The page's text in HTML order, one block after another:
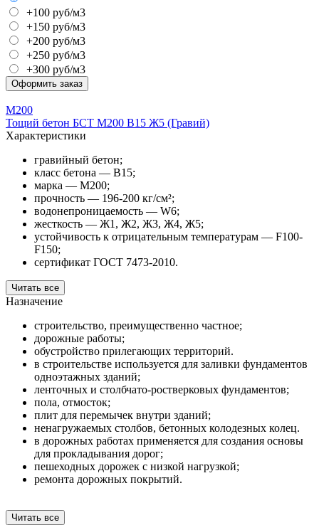
+100 руб/м3
+150 руб/м3
+200 руб/м3
+250 руб/м3
+300 руб/м3
Оформить заказ
М200
Тощий бетон БСТ М200 В15 Ж5 (Гравий)
Характеристики
гравийный бетон;
класс бетона — В15;
марка — М200;
прочность — 196-200 кг/см²;
водонепроницаемость — W6;
жесткость — Ж1, Ж2, Ж3, Ж4, Ж5;
устойчивость к отрицательным температурам — F100-
F150;
сертификат ГОСТ 7473-2010.
Читать все
Назначение
строительство, преимущественно частное;
дорожные работы;
обустройство прилегающих территорий.
в строительстве используется для заливки фундаментов
одноэтажных зданий;
ленточных и столбчато-ростверковых фундаментов;
пола, отмосток;
плит для перемычек внутри зданий;
ненагружаемых столбов, бетонных колодезных колец.
в дорожных работах применяется для создания основы
для прокладывания дорог;
пешеходных дорожек с низкой нагрузкой;
ремонта дорожных покрытий.
Читать все